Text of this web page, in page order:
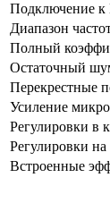
Подключение
Диапазон
Полный
Остаточный
Перекрестные
Усиление
Регулировки в
Регулировки
Встроенные